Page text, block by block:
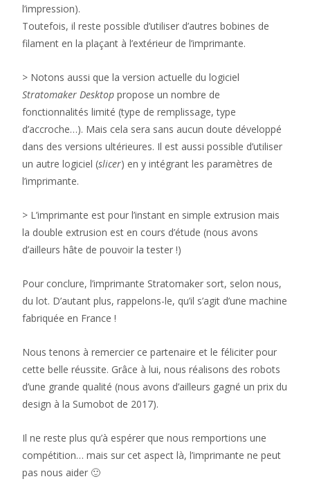
l’impression).
Toutefois, il reste possible d’utiliser d’autres bobines de
filament en la plaçant à l’extérieur de l’imprimante.
> Notons aussi que la version actuelle du logiciel
Stratomaker Desktop propose un nombre de
fonctionnalités limité (type de remplissage, type
d’accroche…). Mais cela sera sans aucun doute développé
dans des versions ultérieures. Il est aussi possible d’utiliser
un autre logiciel (slicer) en y intégrant les paramètres de
l’imprimante.
> L’imprimante est pour l’instant en simple extrusion mais
la double extrusion est en cours d’étude (nous avons
d’ailleurs hâte de pouvoir la tester !)
Pour conclure, l’imprimante Stratomaker sort, selon nous,
du lot. D’autant plus, rappelons-le, qu’il s’agit d’une machine
fabriquée en France !
Nous tenons à remercier ce partenaire et le féliciter pour
cette belle réussite. Grâce à lui, nous réalisons des robots
d’une grande qualité (nous avons d’ailleurs gagné un prix du
design à la Sumobot de 2017).
Il ne reste plus qu’à espérer que nous remportions une
compétition… mais sur cet aspect là, l’imprimante ne peut
pas nous aider 🙂